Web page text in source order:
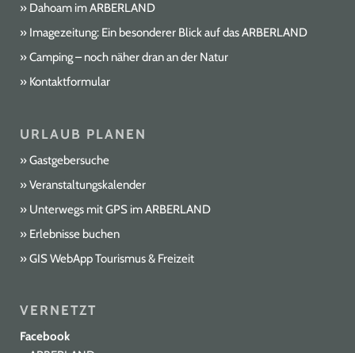
Dahoam im ARBERLAND
Imagezeitung: Ein besonderer Blick auf das ARBERLAND
Camping – noch näher dran an der Natur
Kontaktformular
URLAUB PLANEN
Gastgebersuche
Veranstaltungskalender
Unterwegs mit GPS im ARBERLAND
Erlebnisse buchen
GIS WebApp Tourismus & Freizeit
VERNETZT
Facebook